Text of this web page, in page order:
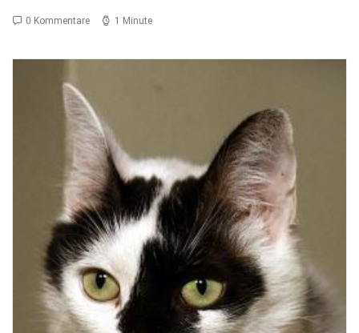
0 Kommentare 1 Minute